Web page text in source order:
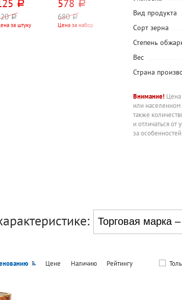
руб.
руб.
за штуку
"Лед (Ice)", в
подарочной
упаковке
578 руб.
680 руб.
Цена за набор
(Bonjour)",
450мл, черная
1 350 руб.
Цена за штуку
Вид продукта
Сорт зерна
Степень
Вес
Страна
Внимание! Цена
или населенном
также
и отличаться
за
Цене Наличию Рейтингу